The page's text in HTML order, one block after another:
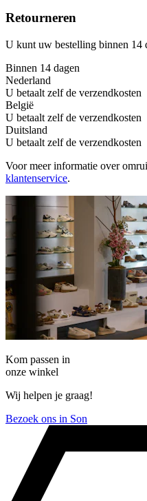
Retourneren
U kunt uw bestelling binnen 14
Binnen 14 dagen
Nederland
U betaalt zelf de verzendkosten
België
U betaalt zelf de verzendkosten
Duitsland
U betaalt zelf de verzendkosten
Voor meer informatie over
klantenservice.
Kom passen in
onze winkel
Wij helpen je graag!
Bezoek ons in Son